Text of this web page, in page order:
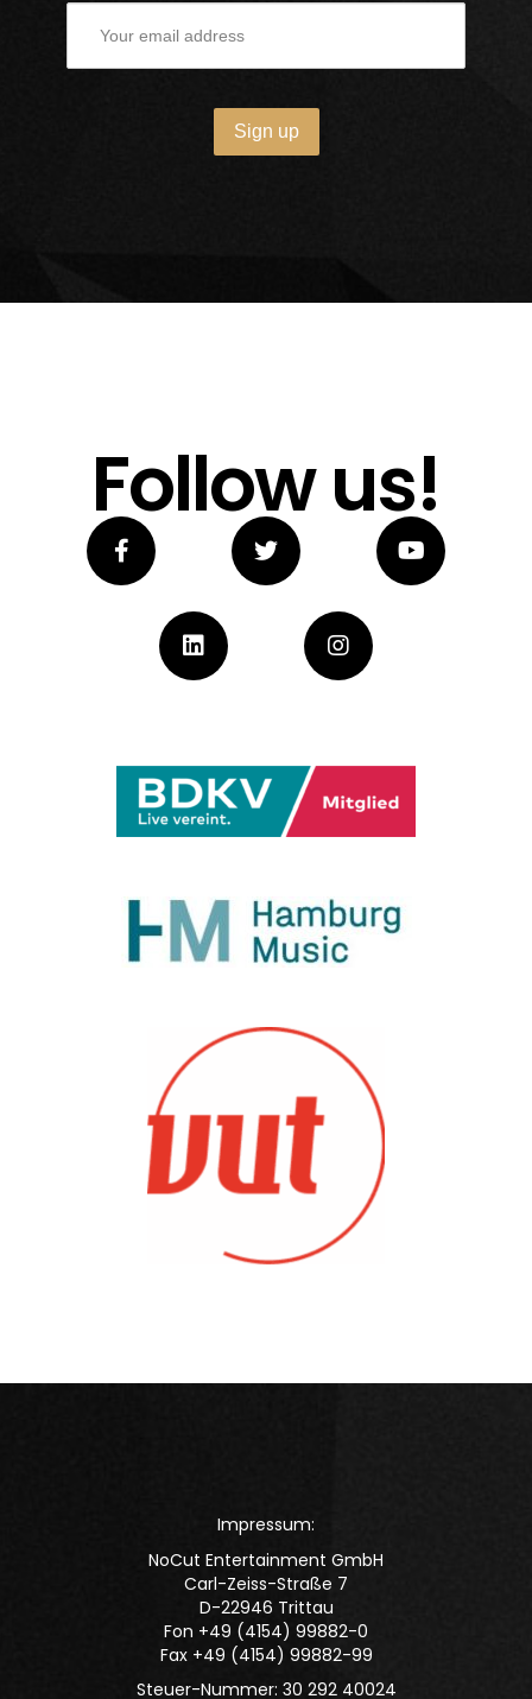
Follow us!
Impressum:
NoCut Entertainment GmbH
Carl-Zeiss-Straße 7
D-22946 Trittau
Fon +49 (4154) 99882-0
Fax +49 (4154) 99882-99
Steuer-Nummer: 30 292 40024